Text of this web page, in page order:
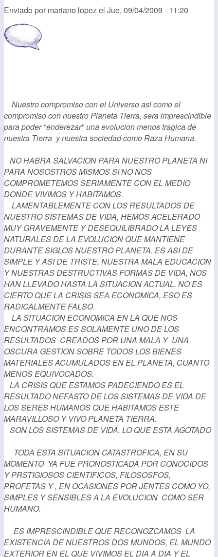
Enviado por mariano lopezel Jue, 09/04/2009 - 11:20
Nuestro compromiso con el Universo asi como el
compromiso con nuestro Planeta Tierra, sera imprescindible
para poder "enderezar" una evolucion menos tragica de
nuestra Tierra y nuestra sociedad como Raza Humana.
NO HABRA SALVACION PARA NUESTRO PLANETA NI
PARA NOSOSTROS MISMOS SI NO NOS
COMPROMETEMOS SERIAMENTE CON EL MEDIO
DONDE VIVIMOS Y HABITAMOS.
LAMENTABLEMENTE CON LOS RESULTADOS DE
NUESTRO SISTEMAS DE VIDA, HEMOS ACELERADO
MUY GRAVEMENTE Y DESEQUILIBRADO LA LEYES
NATURALES DE LA EVOLUCION QUE MANTIENE
DURANTE SIGLOS NUESTRO PLANETA. ES ASI DE
SIMPLE Y ASI DE TRISTE, NUESTRA MALA EDUCACION
Y NUESTRAS DESTRUCTIVAS FORMAS DE VIDA, NOS
HAN LLEVADO HASTA LA SITUACION ACTUAL. NO ES
CIERTO QUE LA CRISIS SEA ECONOMICA, ESO ES
RADICALMENTE FALSO.
LA SITUACION ECONOMICA EN LA QUE NOS
ENCONTRAMOS ES SOLAMENTE UNO DE LOS
RESULTADOS CREADOS POR UNA MALA Y UNA
OSCURA GESTION SOBRE TODOS LOS BIENES
MATERIALES ACUMULADOS EN EL PLANETA, CUANTO
MENOS EQUIVOCADOS.
LA CRISIS QUE ESTAMOS PADECIENDO ES EL
RESULTADO NEFASTO DE LOS SISTEMAS DE VIDA DE
LOS SERES HUMANOS QUE HABITAMOS ESTE
MARAVILLOSO Y VIVO PLANETA TIERRA.
SON LOS SISTEMAS DE VIDA. LO QUE ESTA AGOTADO
TODA ESTA SITUACION CATASTROFICA, EN SU
MOMENTO YA FUE PRONOSTICADA POR CONOCIDOS
Y PRSTIGIOSOS CIENTIFICOS, FILOSOSFOS,
PROFETAS Y , EN OCASIONES POR JENTES COMO YO,
SIMPLES Y SENSIBLES A LA EVOLUCION COMO SER
HUMANO.
ES IMPRESCINDIBLE QUE RECONOZCAMOS LA
EXISTENCIA DE NUESTROS DOS MUNDOS, EL MUNDO
EXTERIOR EN EL QUE VIVIMOS EL DIA A DIA Y EL